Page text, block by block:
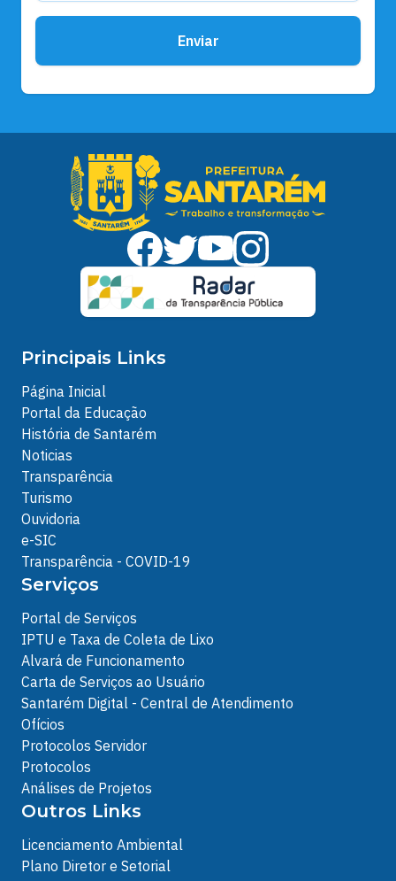
Enviar
Principais Links
Página Inicial
Portal da Educação
História de Santarém
Noticias
Transparência
Turismo
Ouvidoria
e-SIC
Transparência - COVID-19
Serviços
Portal de Serviços
IPTU e Taxa de Coleta de Lixo
Alvará de Funcionamento
Carta de Serviços ao Usuário
Santarém Digital - Central de Atendimento
Ofícios
Protocolos Servidor
Protocolos
Análises de Projetos
Outros Links
Licenciamento Ambiental
Plano Diretor e Setorial